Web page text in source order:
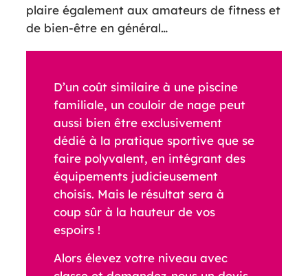
plaire également aux amateurs de fitness et
de bien-être en général…
D’un coût similaire à une piscine
familiale, un couloir de nage peut
aussi bien être exclusivement
dédié à la pratique sportive que se
faire polyvalent, en intégrant des
équipements judicieusement
choisis. Mais le résultat sera à
coup sûr à la hauteur de vos
espoirs !
Alors élevez votre niveau avec